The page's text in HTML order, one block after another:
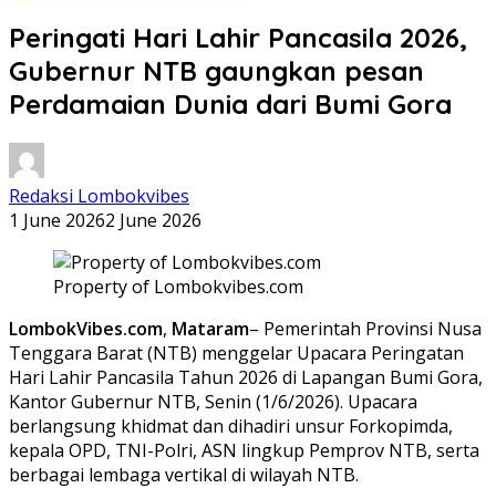
Peringati Hari Lahir Pancasila 2026,
Gubernur NTB gaungkan pesan
Perdamaian Dunia dari Bumi Gora
Redaksi Lombokvibes
1 June 20262 June 2026
Property of Lombokvibes.com
LombokVibes.com, Mataram– Pemerintah Provinsi Nusa
Tenggara Barat (NTB) menggelar Upacara Peringatan
Hari Lahir Pancasila Tahun 2026 di Lapangan Bumi Gora,
Kantor Gubernur NTB, Senin (1/6/2026). Upacara
berlangsung khidmat dan dihadiri unsur Forkopimda,
kepala OPD, TNI-Polri, ASN lingkup Pemprov NTB, serta
berbagai lembaga vertikal di wilayah NTB.